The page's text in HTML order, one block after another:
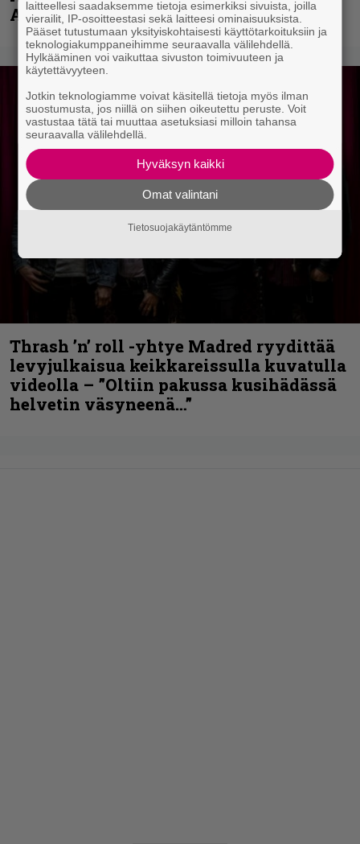
Anthrax- ja Korn-miehistöä
Thrash ’n’ roll -yhtye Madred ryydittää
levyjulkaisua keikkareissulla kuvatulla
videolla – ”Oltiin pakussa kusihädässä
helvetin väsyneenä…”
laitteellesi saadaksemme tietoja esimerkiksi sivuista, joilla
vierailit, IP-osoitteestasi sekä laitteesi ominaisuuksista.
Pääset tutustumaan yksityiskohtaisesti käyttötarkoituksiin ja
teknologiakumppaneihimme seuraavalla välilehdellä.
Hylkääminen voi vaikuttaa sivuston toimivuuteen ja
käytettävyyteen.
Jotkin teknologiamme voivat käsitellä tietoja myös ilman
suostumusta, jos niillä on siihen oikeutettu peruste. Voit
vastustaa tätä tai muuttaa asetuksiasi milloin tahansa
seuraavalla välilehdellä.
Hyväksyn kaikki
Omat valintani
Tietosuojakäytäntömme